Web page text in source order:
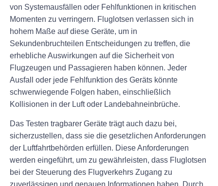
von Systemausfällen oder Fehlfunktionen in kritischen
Momenten zu verringern. Fluglotsen verlassen sich in
hohem Maße auf diese Geräte, um in
Sekundenbruchteilen Entscheidungen zu treffen, die
erhebliche Auswirkungen auf die Sicherheit von
Flugzeugen und Passagieren haben können. Jeder
Ausfall oder jede Fehlfunktion des Geräts könnte
schwerwiegende Folgen haben, einschließlich
Kollisionen in der Luft oder Landebahneinbrüche.
Das Testen tragbarer Geräte trägt auch dazu bei,
sicherzustellen, dass sie die gesetzlichen Anforderungen
der Luftfahrtbehörden erfüllen. Diese Anforderungen
werden eingeführt, um zu gewährleisten, dass Fluglotsen
bei der Steuerung des Flugverkehrs Zugang zu
zuverlässigen und genauen Informationen haben. Durch